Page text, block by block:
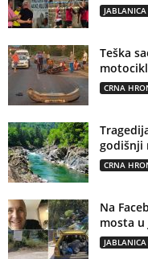
JABLANICA
Teška
CRNA
godišnji
CRNA
Na
mosta u
JABLANICA